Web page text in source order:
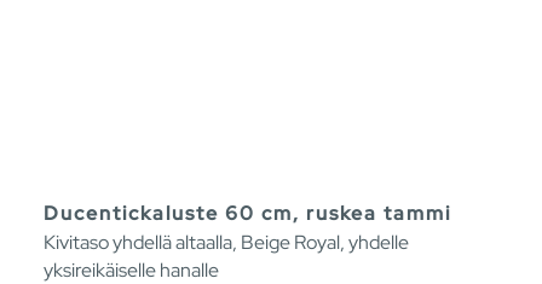
Ducentickaluste 60 cm, ruskea tammi
Kivitaso yhdellä altaalla, Beige Royal, yhdelle
yksireikäiselle hanalle